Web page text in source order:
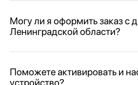
Могу ли я оформить заказ с
Ленинградской области?
Поможете активировать и
устройство?